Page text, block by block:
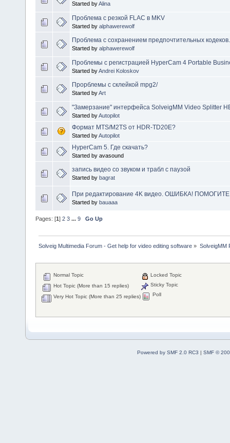
Started byAlina
Проблема с резкой FLAC в MKV
Started by alphawerewolf
Проблема с сохранением предпочтительных кодеков.
Started by alphawerewolf
Проблемы с регистрацией HyperCam 4 Portable
Started byAndrei Koloskov
Прорблемы с склейкой mpg2/
Started byArt
"Замерзание" интерфейса SolveigMM Video Splitter
Started byAutopilot
Формат MTS/M2TS от HDR-TD20E?
Started byAutopilot
HyperCam 5. Где скачать?
Started by avasound
запись видео со звуком и трабл с паузой
Started by bagrat
При редактирование 4K видео. ОШИБКА!
Started by bauaaa
Pages: [1] 2 3 ... 9 Go Up
Solveig Multimedia Forum - Get help for video editing software » SolveigMM
Normal Topic
Hot Topic (More than 15 replies)
Very Hot Topic (More than 25 replies)
Locked Topic
Sticky Topic
Poll
Powered by SMF 2.0 RC3 | SMF ©